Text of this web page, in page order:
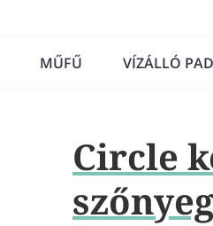
MŰFŰ VÍZÁLLÓ
Circle
szőnyeg